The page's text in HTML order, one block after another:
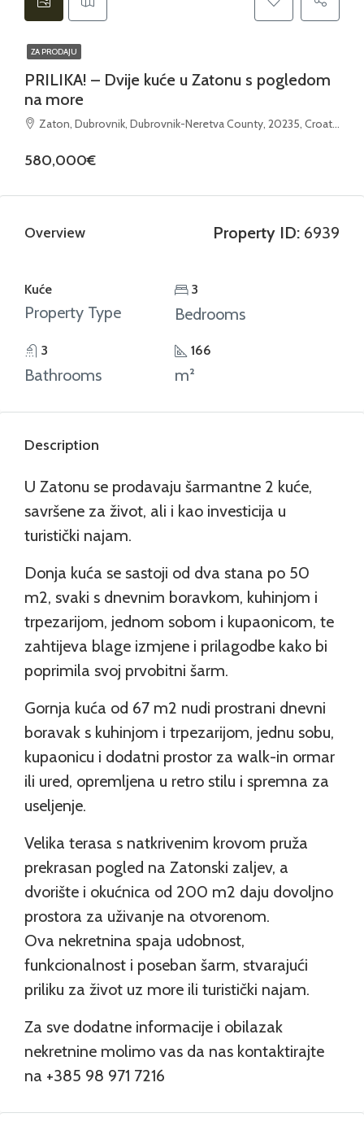
ZA PRODAJU
PRILIKA! – Dvije kuće u Zatonu s pogledom
na more
Zaton, Dubrovnik, Dubrovnik-Neretva County, 20235, Croatia
580,000€
Overview Property ID: 6939
Kuće
Property Type
3
Bedrooms
3
Bathrooms
166
m²
Description
U Zatonu se prodavaju šarmantne 2 kuće,
savršene za život, ali i kao investicija u
turistički najam.
Donja kuća se sastoji od dva stana po 50
m2, svaki s dnevnim boravkom, kuhinjom i
trpezarijom, jednom sobom i kupaonicom, te
zahtijeva blage izmjene i prilagodbe kako bi
poprimila svoj prvobitni šarm.
Gornja kuća od 67 m2 nudi prostrani dnevni
boravak s kuhinjom i trpezarijom, jednu sobu,
kupaonicu i dodatni prostor za walk-in ormar
ili ured, opremljena u retro stilu i spremna za
useljenje.
Velika terasa s natkrivenim krovom pruža
prekrasan pogled na Zatonski zaljev, a
dvorište i okućnica od 200 m2 daju dovoljno
prostora za uživanje na otvorenom.
Ova nekretnina spaja udobnost,
funkcionalnost i poseban šarm, stvarajući
priliku za život uz more ili turistički najam.
Za sve dodatne informacije i obilazak
nekretnine molimo vas da nas kontaktirajte
na +385 98 971 7216